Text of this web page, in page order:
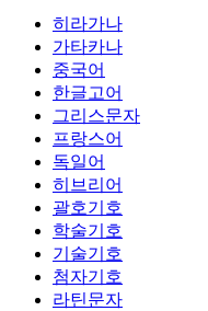
히라가나
가타카나
중국어
한글고어
그리스문자
프랑스어
독일어
히브리어
괄호기호
학술기호
기술기호
첨자기호
라틴문자